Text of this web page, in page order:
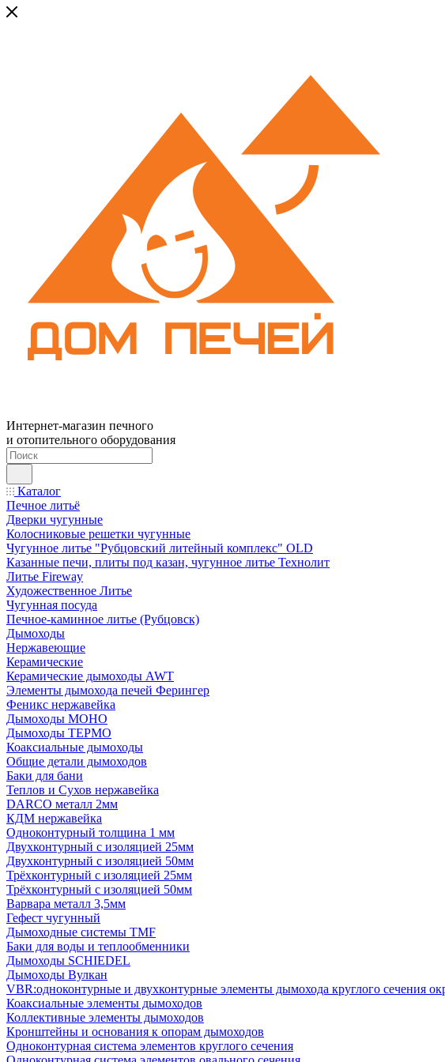
Интернет-магазин печного
и отопительного оборудования
Каталог
Печное литьё
Дверки чугунные
Колосниковые решетки чугунные
Чугунное литье "Рубцовский литейный комплекс" OLD
Казанные печи, плиты под казан, чугунное литье Технолит
Литье Fireway
Художественное Литье
Чугунная посуда
Печное-каминное литье (Рубцовск)
Дымоходы
Нержавеющие
Керамические
Керамические дымоходы AWT
Элементы дымохода печей Ферингер
Феникс нержавейка
Дымоходы МОНО
Дымоходы ТЕРМО
Коаксиальные дымоходы
Общие детали дымоходов
Баки для бани
Теплов и Сухов нержавейка
DARCO металл 2мм
КДМ нержавейка
Одноконтурный толщина 1 мм
Двухконтурный с изоляцией 25мм
Двухконтурный с изоляцией 50мм
Трёхконтурный с изоляцией 25мм
Трёхконтурный с изоляцией 50мм
Варвара металл 3,5мм
Гефест чугунный
Дымоходные системы TMF
Баки для воды и теплообменники
Дымоходы SCHIEDEL
Дымоходы Вулкан
VBR:одноконтурные и двухконтурные элементы дымохода круглого сечения
Коаксиальные элементы дымоходов
Коллективные элементы дымоходов
Кронштейны и основания к опорам дымоходов
Одноконтурная система элементов круглого сечения